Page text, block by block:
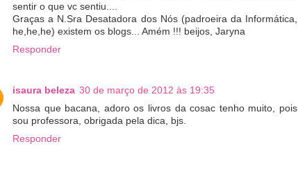
sentir o que vc sentiu....
Graças a N.Sra Desatadora dos Nós (padroeira da Informática,
he,he,he) existem os blogs... Amém !!! beijos, Jaryna
Responder
isaura beleza 30 de março de 2012 às 19:35
Nossa que bacana, adoro os livros da cosac tenho muito, pois
sou professora, obrigada pela dica, bjs.
Responder